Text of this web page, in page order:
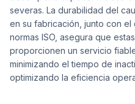
severas. La durabilidad del
en su fabricación, junto con el
normas ISO, asegura que
proporcionen un servicio
minimizando el tiempo de
optimizando la eficiencia